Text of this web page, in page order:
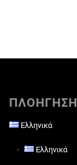
ΠΛΟΗΓΗΣΗ
Ελληνικά
Ελληνικά